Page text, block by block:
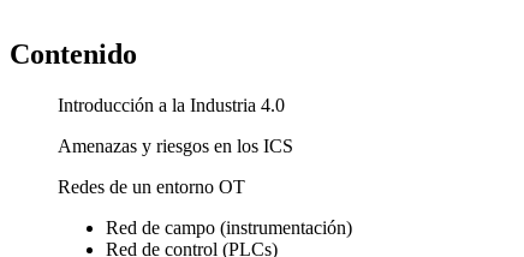
Contenido
Introducción a la Industria 4.0
Amenazas y riesgos en los ICS
Redes de un entorno OT
Red de campo (instrumentación)
Red de control (PLCs)